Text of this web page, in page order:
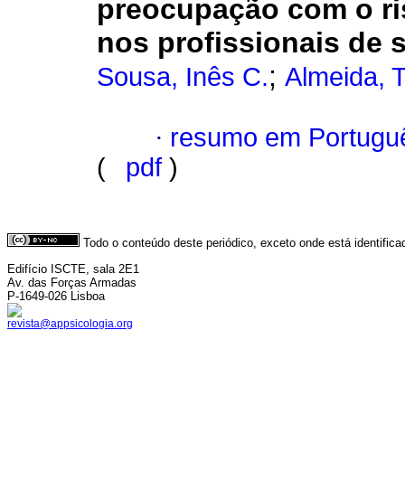
preocupação com o
nos profissionais de
Sousa, Inês C.; Almeida,
· resumo em
(
pdf )
Todo o conteúdo deste periódico, exceto onde está
Edifício ISCTE, sala 2E1
Av. das Forças Armadas
P-1649-026 Lisboa
revista@appsicologia.org